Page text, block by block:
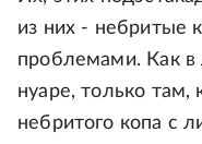
из них - небритые
проблемами. Как
нуаре, только там,
небритого копа с